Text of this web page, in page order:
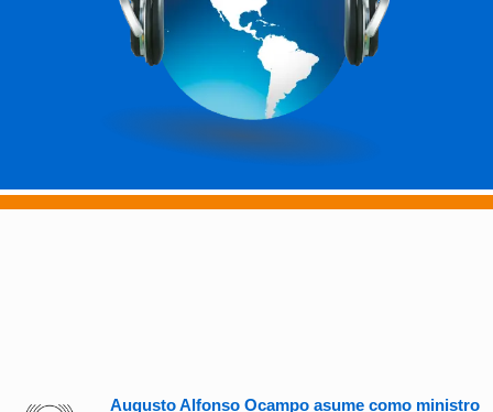
Augusto Alfonso Ocampo asume como ministro